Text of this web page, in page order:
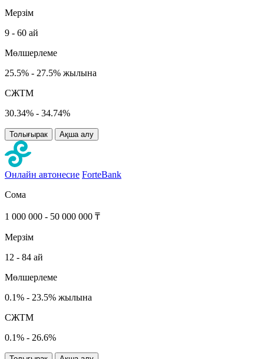
Мерзім
9 - 60 ай
Мөлшерлеме
25.5% - 27.5% жылына
СЖТМ
30.34% - 34.74%
Толығырак Ақша алу
Онлайн автонесие ForteBank
Сома
1 000 000 - 50 000 000 ₸
Мерзім
12 - 84 ай
Мөлшерлеме
0.1% - 23.5% жылына
СЖТМ
0.1% - 26.6%